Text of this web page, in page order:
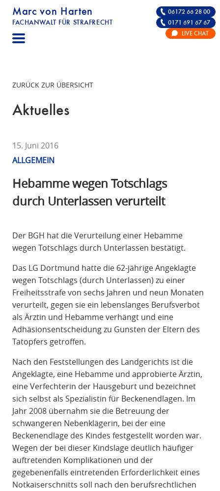
Marc von Harten
FACHANWALT FÜR STRAFRECHT
STRAFRECHT | RECHTSANWALT FÜR DIE
06172 66 28 00
0171 691 67 67
LIVE CHAT
ZURÜCK ZUR ÜBERSICHT
Aktuelles
15. Juni 2016
ALLGEMEIN
Hebamme wegen Totschlags
durch Unterlassen verurteilt
Der BGH hat die Verurteilung einer Hebamme
wegen Totschlags durch Unterlassen bestätigt.
Das LG Dortmund hatte die 62-jährige Angeklagte
wegen Totschlags (durch Unterlassen) zu einer
Freiheitsstrafe von sechs Jahren und neun Monaten
verurteilt, gegen sie ein lebenslanges Berufsverbot
als Ärztin und Hebamme verhängt und eine
Adhäsionsentscheidung zu Gunsten der Eltern des
Tatopfers getroffen.
Nach den Feststellungen des Landgerichts ist die
Angeklagte, eine Hebamme und approbierte Ärztin,
eine Verfechterin der Hausgeburt und bezeichnet
sich selbst als Spezialistin für Beckenendlagen. Im
Jahr 2008 übernahm sie die Betreuung der
schwangeren Nebenklägerin, bei der eine
Beckenendlage des Kindes festgestellt worden war.
Wegen der bei dieser Kindslage deutlich häufiger
auftretenden Komplikationen und der
gegebenenfalls eintretenden Erforderlichkeit eines
Notkaiserschnitts soll nach den berufsrechtlichen